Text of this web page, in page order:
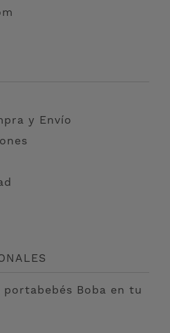
y Envío
portabebés Boba en tu